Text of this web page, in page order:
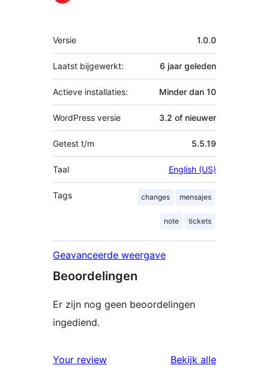
Meta
Versie 1.0.0
Laatst bijgewerkt: 6 jaar geleden
Actieve installaties: Minder dan 10
WordPress versie 3.2 of nieuwer
Getest t/m 5.5.19
Taal English (US)
Tags changes mensajes
note tickets
Geavanceerde weergave
Beoordelingen
Er zijn nog geen beoordelingen
ingediend.
Your review Bekijk alle